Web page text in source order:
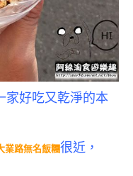
家好吃又乾淨的本
業路無名飯糰很近，